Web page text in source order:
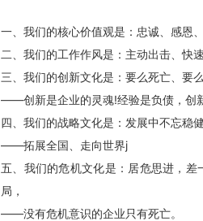
一、我们的核心价值观是：忠诚、感恩
二、我们的工作作风是：主动出击、快
三、我们的创新文化是：要么死亡、要
——创新是企业的灵魂!经验是负债，创
四、我们的战略文化是：发展中不忘稳
——拓展全国、走向世界j
五、我们的危机文化是：居危思进，
局，
——没有危机意识的企业只有死亡。